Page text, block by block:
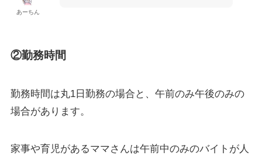
あーちん
②勤務時間
勤務時間は丸1日勤務の場合と、午前のみ午後のみの
場合があります。
家事や育児があるママさんは午前中のみのバイトが人